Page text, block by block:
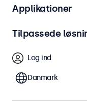
27 tommer
27 tommer
kontinuerlig brug.
at integrere i enhver
kompatible med
Filter (2)
Applikationer
Tilpassede
Log ind
Danmark